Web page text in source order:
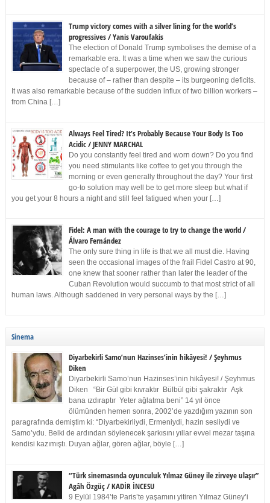
Trump victory comes with a silver lining for the world’s
progressives / Yanis Varoufakis
The election of Donald Trump symbolises the demise of a
remarkable era. It was a time when we saw the curious
spectacle of a superpower, the US, growing stronger
because of – rather than despite – its burgeoning deficits.
It was also remarkable because of the sudden influx of two billion workers –
from China […]
Always Feel Tired? It’s Probably Because Your Body Is Too
Acidic / JENNY MARCHAL
Do you constantly feel tired and worn down? Do you find
you need stimulants like coffee to get you through the
morning or even generally throughout the day? Your first
go-to solution may well be to get more sleep but what if
you get your 8 hours a night and still feel fatigued when your […]
Fidel: A man with the courage to try to change the world /
Álvaro Fernández
The only sure thing in life is that we all must die. Having
seen the occasional images of the frail Fidel Castro at 90,
one knew that sooner rather than later the leader of the
Cuban Revolution would succumb to that most strict of all
human laws. Although saddened in very personal ways by the […]
Sinema
Diyarbekirli Samo’nun Hazinses’inin hikâyesi! / Şeyhmus
Diken
Diyarbekirli Samo’nun Hazinses’inin hikâyesi! / Şeyhmus
Diken “Bir Gül gibi kıvraktır Bülbül gibi şakraktır Aşk
bana ızdıraptır Yeter ağlatma beni” 14 yıl önce
ölümünden hemen sonra, 2002’de yazdığım yazının son
paragrafında demiştim ki: “Diyarbekirliydi, Ermeniydi, hazin sesliydi ve
Samo’ydu. Belki de ardından söylenecek şarkısını yıllar evvel mezar taşına
kendisi kazımıştı. Duyan ağlar, gören ağlar, böyle […]
“Türk sinemasında oyunculuk Yılmaz Güney ile zirveye ulaşır”
Agâh Özgüç / KADİR İNCESU
9 Eylül 1984’te Paris’te yaşamını yitiren Yılmaz Güney’i